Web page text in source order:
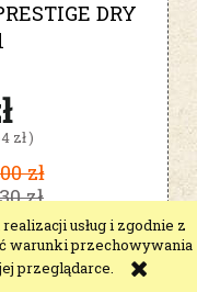
usług i zgodnie z
warunki przechowywania
przeglądarce.
DRY
zł )
zł
zł
zł